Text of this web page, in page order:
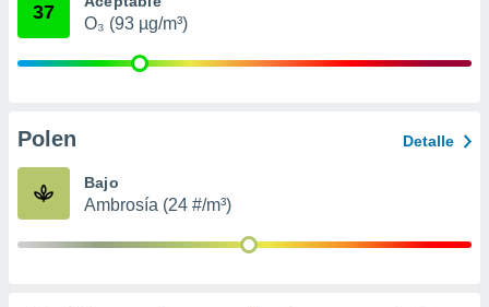
publicidad
de
37
O₃ (93 µg/m³)
Polen Detalle
Bajo
Ambrosía (24 #/m³)